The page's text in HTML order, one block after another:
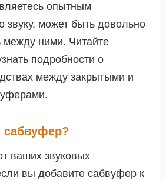
опытным
звуку, может быть довольно
между ними. Читайте
подробности о
между закрытыми и
ваших звуковых
вы добавите сабвуфер к